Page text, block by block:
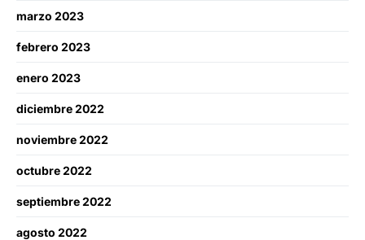
marzo 2023
febrero 2023
enero 2023
diciembre 2022
noviembre 2022
octubre 2022
septiembre 2022
agosto 2022